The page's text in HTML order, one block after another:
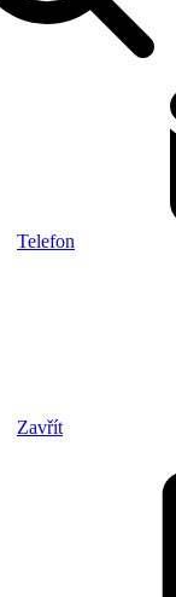
Telefon
Zavřít